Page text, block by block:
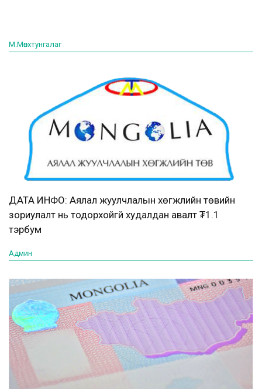
М.Мөнхтунгалаг
ДАТА ИНФО: Аялал жуулчлалын хөгжлийн төвийн
зориулалт нь тодорхойгүй худалдан авалт ₮1.1
тэрбум
Админ